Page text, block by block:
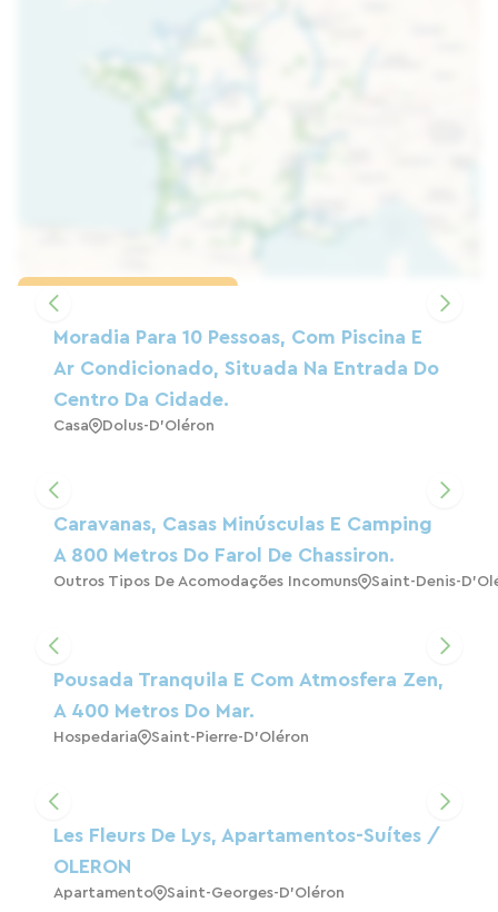
Moradia Para 10 Pessoas, Com Piscina E
Ar Condicionado, Situada Na Entrada Do
Centro Da Cidade.
Casa Dolus-D'Oléron
Caravanas, Casas Minúsculas E Camping
A 800 Metros Do Farol De Chassiron.
Outros Tipos De Acomodações Incomuns Saint-Denis-
Pousada Tranquila E Com Atmosfera Zen,
A 400 Metros Do Mar.
Hospedaria Saint-Pierre-D'Oléron
Les Fleurs De Lys, Apartamentos-Suítes /
OLERON
Apartamento Saint-Georges-D'Oléron
Carregar o mapa